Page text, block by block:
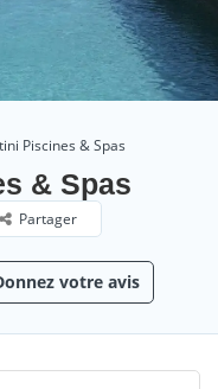
Piscines & Spas
& Spas
Partager
votre avis